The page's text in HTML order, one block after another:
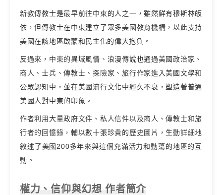
新教傳教士是最早前往中東的人之一，雖然鮮有穆斯林皈
依，但傳教士在中東建立了眾多美國教育機構，以此支持
美國在該地區啟蒙和民主化的偉大抱負。
反過來，中東的異域風情、浪漫傳說也通過美國政治家、
商人、士兵、傳教士、探險家、旅行作家進入美國文學和
公眾認知中，並在美國流行文化中經久不衰，塑造著普通
美國人對中東的印象。
作者利用大量政府文件、私人信件以及商人、傳教士和旅
行者的回憶錄，輔以數十張珍貴的歷史圖片，生動詳細地
敘述了美國200多年來與這個充滿活力和動蕩的地區的互
動。
權力、信仰與幻想 作者簡介